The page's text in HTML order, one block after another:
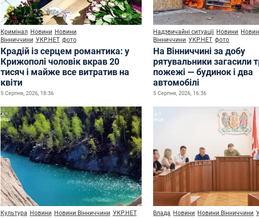
Кримінал Новини Новини
Вінниччини УКР.НЕТ фото
Крадій із серцем романтика: у
Крижополі чоловік вкрав 20
тисяч і майже все витратив на
квіти
5 Серпня, 2026, 18:36
Надзвичайні ситуації Новини
Вінниччини УКР.НЕТ фото
На Вінниччині за добу
рятувальники загасили
пожежі — будинок і два
автомобілі
5 Серпня, 2026, 16:36
Культура Новини Новини Вінниччини УКР.НЕТ Влада Новини Новини Вінниччини